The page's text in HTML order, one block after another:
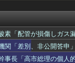
続クリアした
て需要ありますか？」
ょ登板で、4回2/3を投
がんステージ4
来たよ❤」ﾊﾟｼｬ
素「配管が損傷しガ
関「差別、非公開答申
事長「高市総理の個人